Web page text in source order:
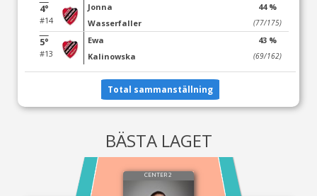
4°
#14
Jonna
Wasserfaller
44 %
(77/175)
5°
#13
Ewa
Kalinowska
43 %
(69/162)
Total sammanställning
BÄSTA LAGET
CENTER 2